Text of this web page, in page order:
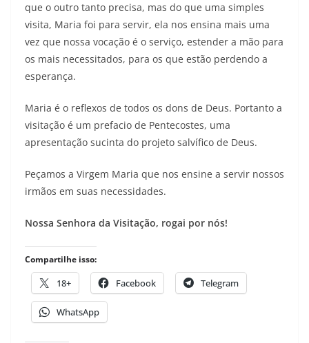
que o outro tanto precisa, mas do que uma simples
visita, Maria foi para servir, ela nos ensina mais uma
vez que nossa vocação é o serviço, estender a mão para
os mais necessitados, para os que estão perdendo a
esperança.
Maria é o reflexos de todos os dons de Deus. Portanto a
visitação é um prefacio de Pentecostes, uma
apresentação sucinta do projeto salvífico de Deus.
Peçamos a Virgem Maria que nos ensine a servir nossos
irmãos em suas necessidades.
Nossa Senhora da Visitação, rogai por nós!
Compartilhe isso:
18+ Facebook Telegram
WhatsApp